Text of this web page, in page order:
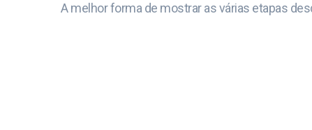
A melhor forma de mostrar as várias etapas